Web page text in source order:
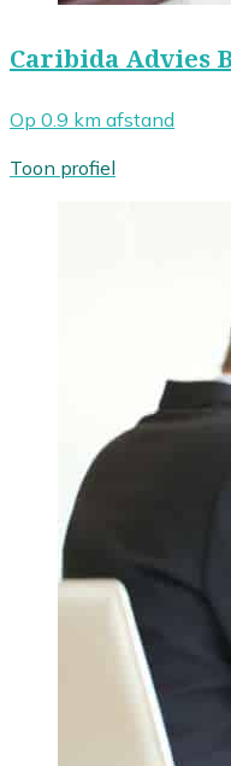
Caribida Advies
Op 0.9 km afstand
Toon profiel